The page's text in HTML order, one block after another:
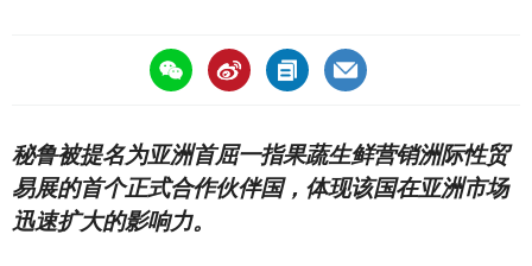
https://asiafruitchina.net/17849.html
秘鲁被提名为亚洲首屈一指果蔬生鲜营销洲际性贸
易展的首个正式合作伙伴国，体现该国在亚洲市场
迅速扩大的影响力。